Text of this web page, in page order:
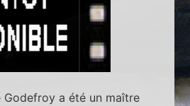
a été un maître